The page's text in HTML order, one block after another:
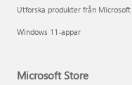
Utforska produkter från Microsoft
Windows 11-appar
Microsoft Store